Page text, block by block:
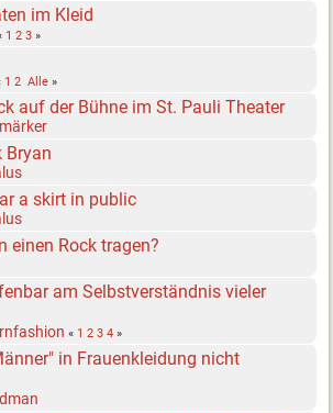
im Kleid
1 2 3 »
1 2 Alle »
auf der Bühne im St. Pauli Theater
Bryan
a skirt in public
einen Rock tragen?
am Selbstverständnis vieler
« 1 2 3 4 »
in Frauenkleidung nicht